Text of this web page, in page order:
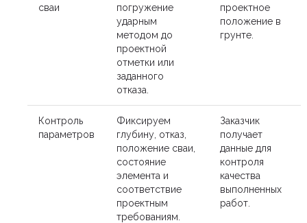
сваи
погружение
ударным
методом до
проектной
отметки или
заданного
отказа.
проектное
положение в
грунте.
Контроль
параметров
Фиксируем
глубину, отказ,
положение сваи,
состояние
элемента и
соответствие
проектным
требованиям.
Заказчик
получает
данные для
контроля
качества
выполненных
работ.